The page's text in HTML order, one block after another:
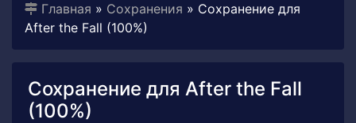
Главная » Сохранения » Сохранение для
After the Fall (100%)
Сохранение для After the Fall
(100%)